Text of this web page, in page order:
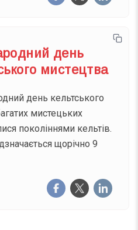
день
мистецтва
день кельтського
мистецьких
поколіннями кельтів.
щорічно 9